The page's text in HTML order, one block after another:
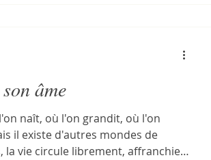
âme
naît, où l'on grandit, où l'on
il existe d'autres mondes de
la vie circule librement, affranchie